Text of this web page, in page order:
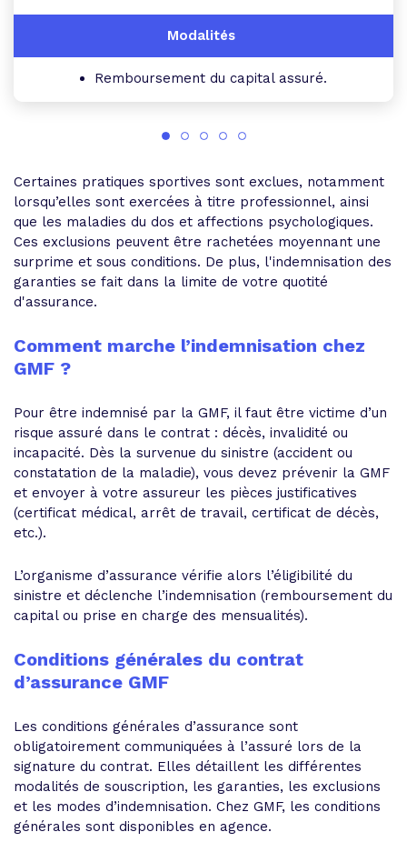
Remboursement du capital assuré.
Certaines pratiques sportives sont exclues, notamment
lorsqu’elles sont exercées à titre professionnel, ainsi
que les maladies du dos et affections psychologiques.
Ces exclusions peuvent être rachetées moyennant une
surprime et sous conditions. De plus, l'indemnisation des
garanties se fait dans la limite de votre quotité
d'assurance.
Comment marche l’indemnisation chez
GMF ?
Pour être indemnisé par la GMF, il faut être victime d’un
risque assuré dans le contrat : décès, invalidité ou
incapacité. Dès la survenue du sinistre (accident ou
constatation de la maladie), vous devez prévenir la GMF
et envoyer à votre assureur les pièces justificatives
(certificat médical, arrêt de travail, certificat de décès,
etc.).
L’organisme d’assurance vérifie alors l’éligibilité du
sinistre et déclenche l’indemnisation (remboursement du
capital ou prise en charge des mensualités).
Conditions générales du contrat
d’assurance GMF
Les conditions générales d’assurance sont
obligatoirement communiquées à l’assuré lors de la
signature du contrat. Elles détaillent les différentes
modalités de souscription, les garanties, les exclusions
et les modes d’indemnisation. Chez GMF, les conditions
générales sont disponibles en agence.